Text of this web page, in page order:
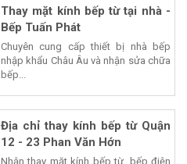
Thay mặt kính bếp từ tại nhà -
Bếp Tuấn Phát
Chuyên cung cấp thiết bị nhà bếp
nhập khẩu Châu Âu và nhận sửa chữa
bếp...
Địa chỉ thay kính bếp từ Quận
12 - 23 Phan Văn Hớn
Nhận thay mặt kính bếp từ, bếp điện